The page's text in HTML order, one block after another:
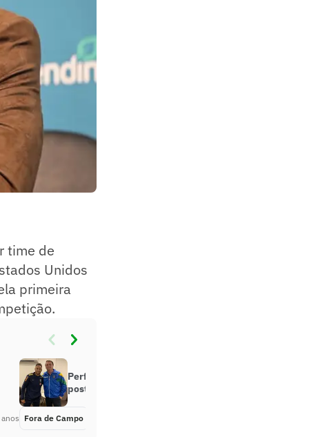
time de
Unidos
primeira
Perfil de Neymar no Twitter curte
postagem contra Bolsonaro
Fora de Campo